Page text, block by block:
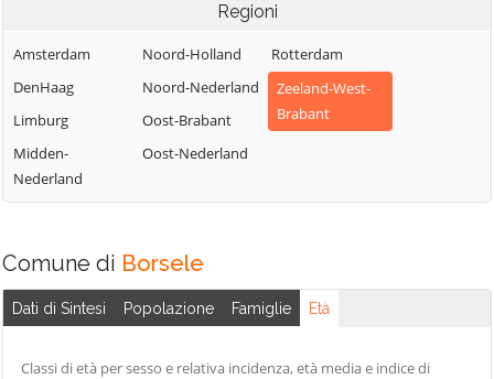
Regioni
Amsterdam
DenHaag
Limburg
Midden-
Nederland
Noord-Holland
Noord-Nederland
Oost-Brabant
Oost-Nederland
Rotterdam
Zeeland-West-
Brabant
Comune di Borsele
Dati di Sintesi Popolazione Famiglie Età
Classi di età per sesso e relativa incidenza, età media e indice di